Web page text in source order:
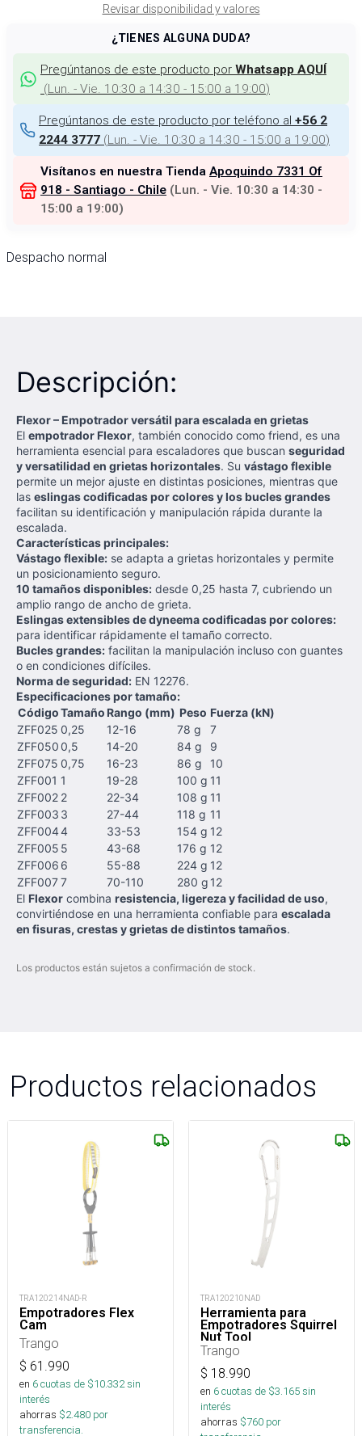
Revisar disponibilidad y valores
¿TIENES ALGUNA DUDA?
Pregúntanos de este producto por Whatsapp AQUÍ
(Lun. - Vie. 10:30 a 14:30 - 15:00 a 19:00)
Pregúntanos de este producto por teléfono al +56 2
2244 3777 (Lun. - Vie. 10:30 a 14:30 - 15:00 a 19:00)
Visítanos en nuestra Tienda Apoquindo 7331 Of
918 - Santiago - Chile (Lun. - Vie. 10:30 a 14:30 -
15:00 a 19:00)
Despacho normal
Descripción:
Flexor – Empotrador versátil para escalada en grietas
El empotrador Flexor, también conocido como friend, es una
herramienta esencial para escaladores que buscan seguridad
y versatilidad en grietas horizontales. Su vástago flexible
permite un mejor ajuste en distintas posiciones, mientras que
las eslingas codificadas por colores y los bucles grandes
facilitan su identificación y manipulación rápida durante la
escalada.
Características principales:
Vástago flexible: se adapta a grietas horizontales y permite
un posicionamiento seguro.
10 tamaños disponibles: desde 0,25 hasta 7, cubriendo un
amplio rango de ancho de grieta.
Eslingas extensibles de dyneema codificadas por colores:
para identificar rápidamente el tamaño correcto.
Bucles grandes: facilitan la manipulación incluso con guantes
o en condiciones difíciles.
Norma de seguridad: EN 12276.
Especificaciones por tamaño:
CódigoTamañoRango (mm) Peso Fuerza (kN)
ZFF025 0,25 12-16 78 g
7
ZFF050 0,5 14-20 84 g
9
ZFF075 0,75 16-23 86 g
10
ZFF001 1 19-28 100 g 11
ZFF002 2 22-34 108 g 11
ZFF003 3 27-44 118 g 11
ZFF0044 33-53 154 g 12
ZFF005 5 43-68 176 g 12
ZFF006 6 55-88 224 g 12
ZFF0077 70-110 280 g 12
El Flexor combina resistencia, ligereza y facilidad de uso,
convirtiéndose en una herramienta confiable para escalada
en fisuras, crestas y grietas de distintos tamaños.
Los productos están sujetos a confirmación de stock.
Productos relacionados
TRA120214NAD-R
Empotradores Flex
Cam
Trango
$ 61.990
en 6cuotas de $10.332sin
interés
ahorras $2.480 por
transferencia.
TRA120210NAD
Herramienta para
Empotradores Squirrel
Nut Tool
Trango
$ 18.990
en 6cuotas de $3.165sin
interés
ahorras $760 por